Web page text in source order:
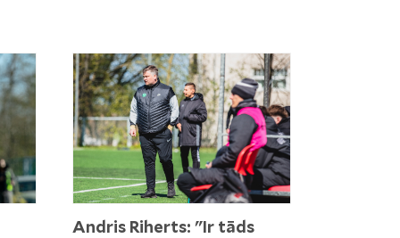
Andris Riherts: "Ir tāds